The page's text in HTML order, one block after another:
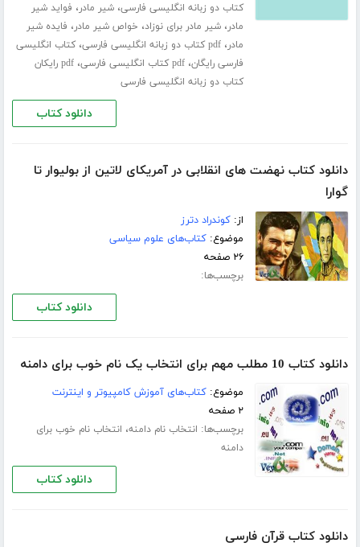
کتاب دو زبانه انگلیسی فارسی،شیر مادر، فواید شیر
مادر،شیر مادر برای نوزاد، خواص شیر مادر، فایده شیر
مادر،pdf کتاب دو زبانه انگلیسی فارسی ،کتاب انگلیسی
فارسی رایگان،pdf کتاب انگلیسی فارسی ،
pdf رایکان
کتاب دو زبانه انگلیسی فارسی
دانلود کتاب
دانلود کتاب نهضت های انقلابی در آمریكای لاتین از بولیوار تا
گوارا
از:کوندراد دترز
موضوع:کتاب‌های علوم سیاسی
۲۶ صفحه
برچسب‌ها:
دانلود کتاب
دانلود کتاب 10 مطلب مهم برای انتخاب یک نام خوب برای دامنه
موضوع:کتاب‌های آموزش کامپیوتر و اینترنت
۲ صفحه
برچسب‌ها: انتخاب نام دامنه، انتخاب نام خوب برای
دامنه
دانلود کتاب
دانلود کتاب قرآن فارسی